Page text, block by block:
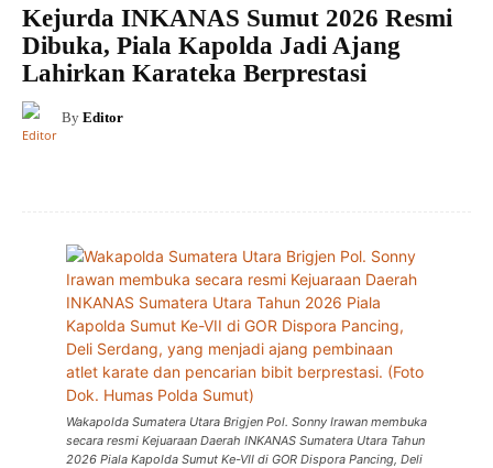
Kejurda INKANAS Sumut 2026 Resmi
Dibuka, Piala Kapolda Jadi Ajang
Lahirkan Karateka Berprestasi
By Editor
Wakapolda Sumatera Utara Brigjen Pol. Sonny Irawan membuka
secara resmi Kejuaraan Daerah INKANAS Sumatera Utara Tahun
2026 Piala Kapolda Sumut Ke-VII di GOR Dispora Pancing, Deli